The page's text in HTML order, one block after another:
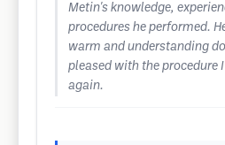
Metin's knowledge,
procedures he performed.
warm and understanding
pleased with the procedure
again.